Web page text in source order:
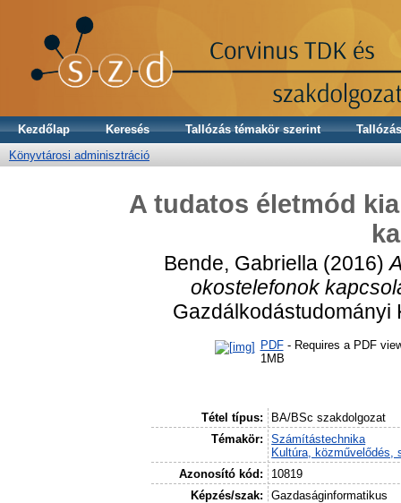
Kezdőlap Keresés Tallózás témakör szerint
Könyvtárosi adminisztráció
A tudatos életmód
Bende, Gabriella (2016)
okostelefonok
Gazdálkodástudományi
PDF- Requires a PDF
1MB
Tétel típus:
BA/BSc szakdolgozat
Témakör:
Számítástechnika
Kultúra, közművelődés,
Azonosító kód:
10819
Képzés/szak:
Gazdaságinformatikus